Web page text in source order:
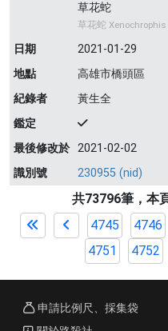
草花蛇
草花蛇
日期
2021-01-29
地點
高雄市橋頭區
紀錄者
黃生全
鑑定
最後修改於 2021-02-02
識別號
230955 (nid)
共73796筆，本
4745
4746
4751
4752
申請比例尺、採集袋